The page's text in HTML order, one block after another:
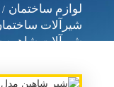
لوازم ساختمان
شیرآلات
شیرآلات شاهین